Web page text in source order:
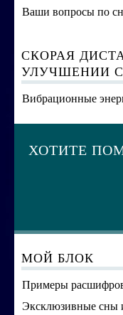
Ваши вопросы по
СКОРАЯ
УЛУЧШЕНИИ
Вибрационные
ХОТИТЕ
МОЙ БЛОК
Примеры
Эксклюзивные сны